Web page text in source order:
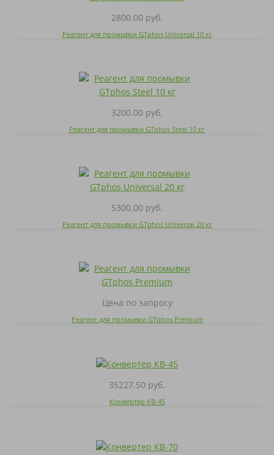
2800.00 руб.
Реагент для промывки GTphos Universal 10 кг
3200.00 руб.
Реагент для промывки GTphos Steel 10 кг
5300.00 руб.
Реагент для промывки GTphos Universal 20 кг
Цена по запросу
Реагент для промывки GTphos Premium
35227.50 руб.
Конвертер КВ-45